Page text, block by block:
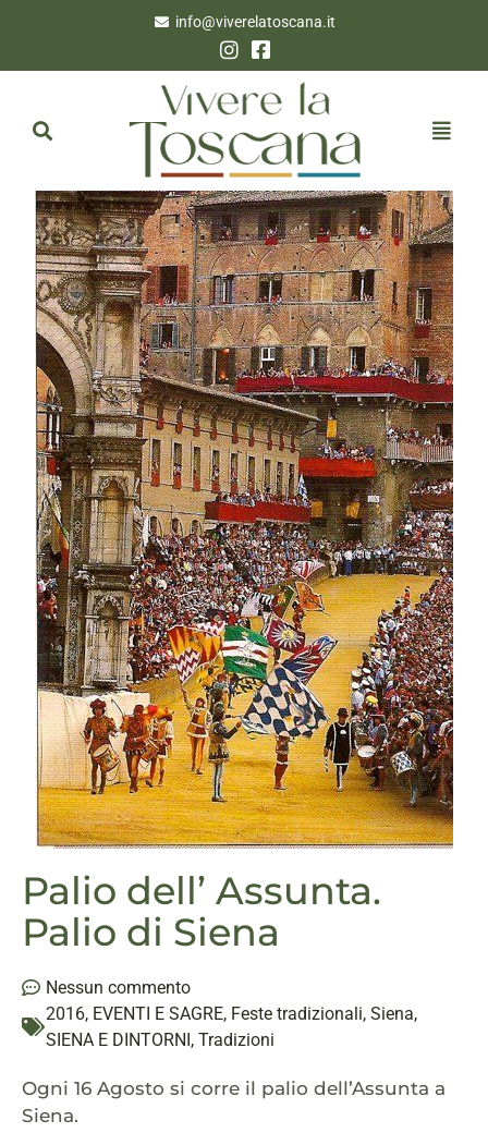
info@viverelatoscana.it
Palio dell’ Assunta.
Palio di Siena
Nessun commento
2016, EVENTI E SAGRE, Feste tradizionali, Siena,
SIENA E DINTORNI, Tradizioni
Ogni 16 Agosto si corre il palio dell’Assunta a
Siena.